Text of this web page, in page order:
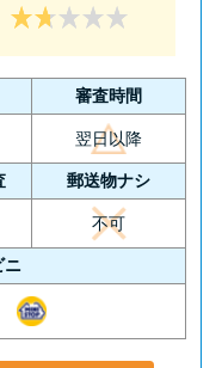
審査時間
翌日以降
郵送物ナシ
不可
ニ